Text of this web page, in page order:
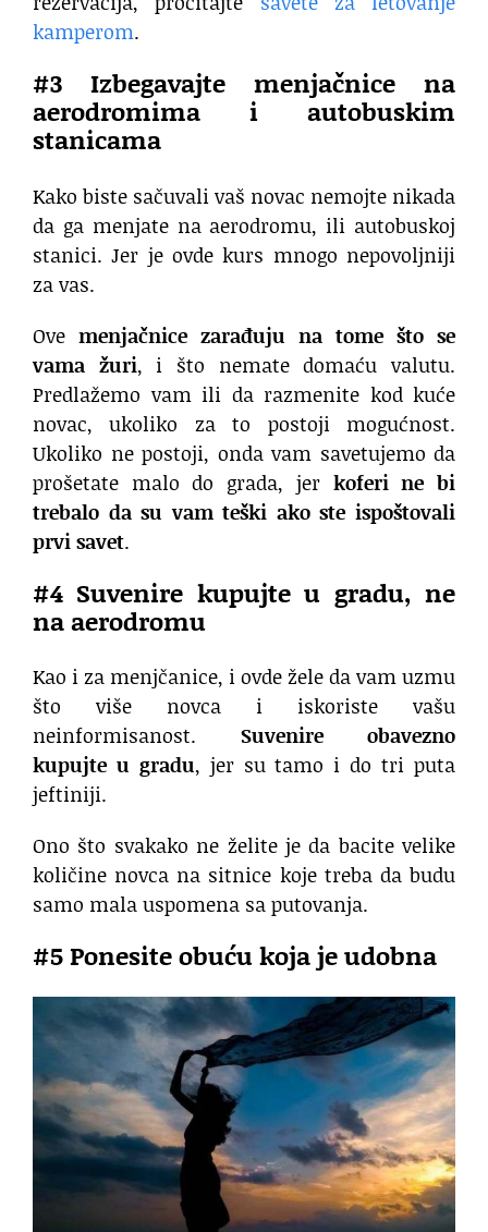
kamperom.
#3 Izbegavajte menjačnice na
aerodromima i autobuskim
stanicama
Kako biste sačuvali vaš novac nemojte nikada
da ga menjate na aerodromu, ili autobuskoj
stanici. Jer je ovde kurs mnogo nepovoljniji
za vas.
Ove menjačnice zarađuju na tome što se
vama žuri, i što nemate domaću valutu.
Predlažemo vam ili da razmenite kod kuće
novac, ukoliko za to postoji mogućnost.
Ukoliko ne postoji, onda vam savetujemo da
prošetate malo do grada, jer koferi ne bi
trebalo da su vam teški ako ste ispoštovali
prvi savet.
#4 Suvenire kupujte u gradu, ne
na aerodromu
Kao i za menjčanice, i ovde žele da vam uzmu
što više novca i iskoriste vašu
neinformisanost. Suvenire obavezno
kupujte u gradu, jer su tamo i do tri puta
jeftiniji.
Ono što svakako ne želite je da bacite velike
količine novca na sitnice koje treba da budu
samo mala uspomena sa putovanja.
#5 Ponesite obuću koja je udobna